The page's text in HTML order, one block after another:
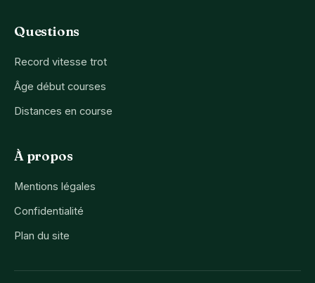
Questions
Record vitesse trot
Âge début courses
Distances en course
À propos
Mentions légales
Confidentialité
Plan du site